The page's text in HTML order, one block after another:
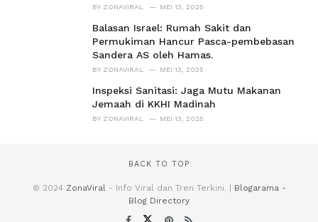
BY ZONAVIRAL MEI 13, 2025
Balasan Israel: Rumah Sakit dan
Permukiman Hancur Pasca-pembebasan
Sandera AS oleh Hamas.
BY ZONAVIRAL MEI 13, 2025
Inspeksi Sanitasi: Jaga Mutu Makanan
Jemaah di KKHI Madinah
BY ZONAVIRAL MEI 13, 2025
BACK TO TOP
© 2024 ZonaViral- Info Viral dan Tren Terkini. |
Blogarama -
Blog Directory